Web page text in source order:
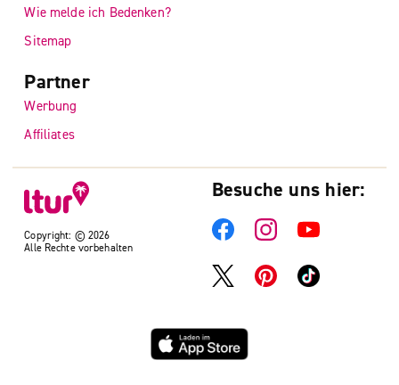
Copyright: © 2026
Alle Rechte vorbehalten
Wie melde ich Bedenken?
Sitemap
Partner
Werbung
Affiliates
Besuche uns hier: